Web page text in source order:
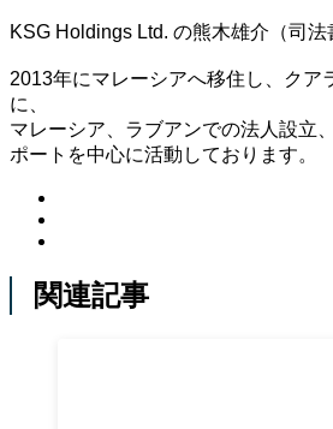
KSG Holdings Ltd. の熊木雄介（司法
2013年にマレーシアへ移住し、クア
に、
マレーシア、ラブアンでの法人設立
ポートを中心に活動しております。
関連記事